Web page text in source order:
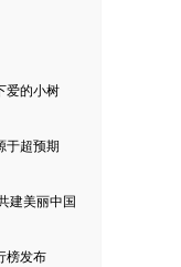
爱的小树
于超预期
建美丽中国
榜发布